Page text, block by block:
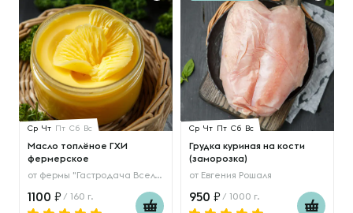
Ср Чт Пт Сб Вс
Масло топлёное ГХИ
фермерское
от фермы "Гастродача Вселуг"
1100 / 160 г.
Ср Чт Пт Сб Вс
Грудка куриная на кости
(заморозка)
от Евгения Рошаля
950 / 1000 г.